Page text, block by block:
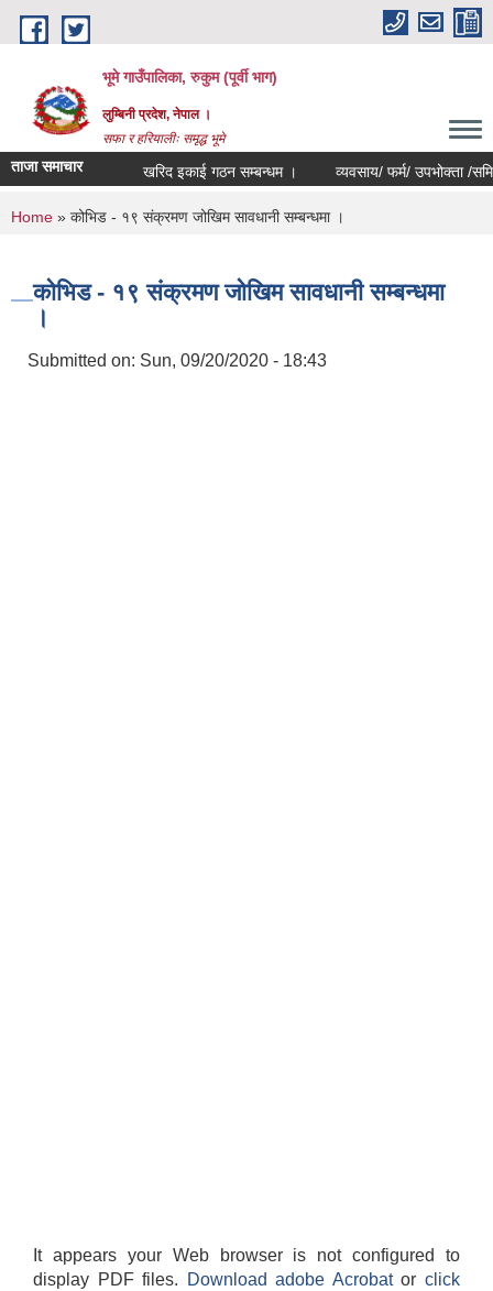
Skip to main content
भूमे गाउँपालिका, रुकुम (पूर्वी भाग)
लुम्बिनी प्रदेश, नेपाल ।
सफा र हरियालीः समृद्ध भूमे
ताजा समाचार खरिद इकाई गठन सम्बन्धम । व्यवसाय/ फर्म/ उपभोक्ता /समिति/
You are here
Home » कोभिड - १९ संक्रमण जोखिम सावधानी सम्बन्धमा ।
कोभिड - १९ संक्रमण जोखिम सावधानी सम्बन्धमा
।
Submitted on: Sun, 09/20/2020 - 18:43
It appears your Web browser is not configured to
display PDF files.
Download adobe Acrobatorclick